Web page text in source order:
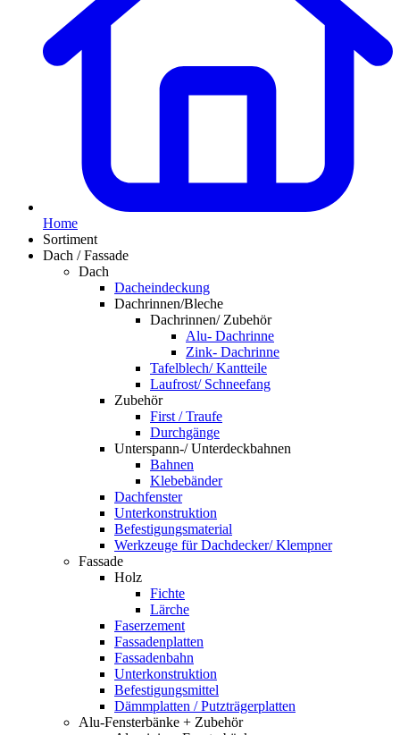
Home
Sortiment
Dach / Fassade
Dach
Dacheindeckung
Dachrinnen/Bleche
Dachrinnen/ Zubehör
Alu- Dachrinne
Zink- Dachrinne
Tafelblech/ Kantteile
Laufrost/ Schneefang
Zubehör
First / Traufe
Durchgänge
Unterspann-/ Unterdeckbahnen
Bahnen
Klebebänder
Dachfenster
Unterkonstruktion
Befestigungsmaterial
Werkzeuge für Dachdecker/ Klempner
Fassade
Holz
Fichte
Lärche
Faserzement
Fassadenplatten
Fassadenbahn
Unterkonstruktion
Befestigungsmittel
Dämmplatten / Putzträgerplatten
Alu-Fensterbänke + Zubehör